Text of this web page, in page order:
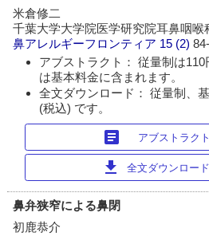
米倉修二
千葉大学大学院医学研究院耳鼻咽喉
鼻アレルギーフロンティア 15 (2)
アブストラクト： 従量制は
は基本料金に含まれます。
全文ダウンロード： 従量制、
(税込) です。
article アブストラク
download 全文ダウンロー
鼻弁狭窄による鼻閉
初鹿恭介